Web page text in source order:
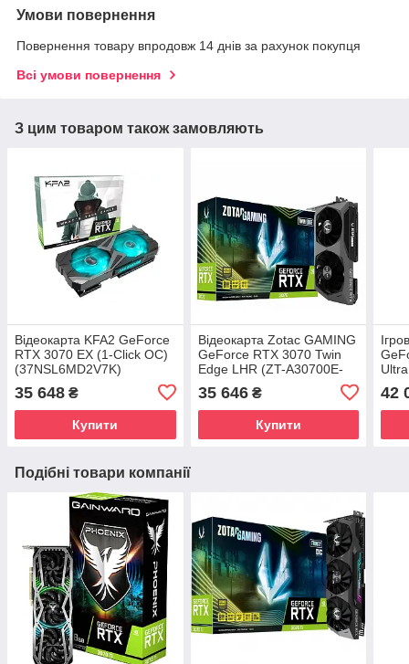
Умови повернення
Повернення товару впродовж 14 днів за рахунок покупця
Всі умови повернення
З цим товаром також замовляють
Відеокарта KFA2 GeForce
RTX 3070 EX (1-Click OC)
(37NSL6MD2V7K)
35 648 ₴
Купити
Відеокарта Zotac GAMING
GeForce RTX 3070 Twin
Edge LHR (ZT-A30700E-
35 646₴
Купити
42
Подібні товари компанії